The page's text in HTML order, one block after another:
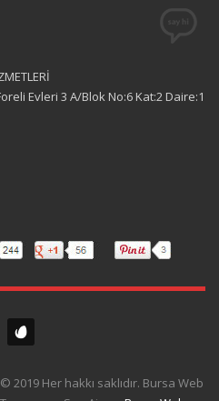
Evleri 3 A/Blok No:6 Kat:2 Daire:1
© 2019 Her hakkı saklıdır. Bursa Web